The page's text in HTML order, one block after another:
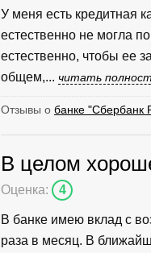
У меня есть кредитная
естественно не могла
естественно, чтобы ее
общем,... читать
Отзывы о банке "Сбербанк
В целом
Оценка: 4
В банке имею вклад с
раза в месяц. В